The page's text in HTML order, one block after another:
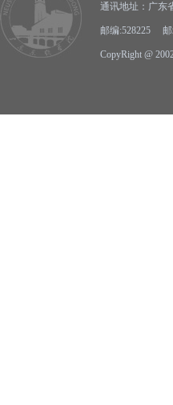
通讯地址：广东
邮编:528225 邮
CopyRight @